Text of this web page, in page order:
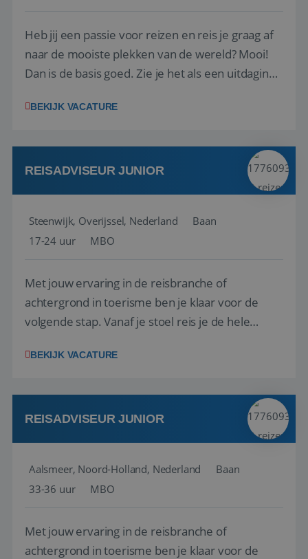
Heb jij een passie voor reizen en reis je graag af
naar de mooiste plekken van de wereld? Mooi!
Dan is de basis goed. Zie je het als een uitdaging
het samenstellen en boeken van de perfecte
deze onderdelen zijn nu samen gevoegd...
BEKIJK VACATURE
REISADVISEUR JUNIOR
Steenwijk, Overijssel, Nederland
Baan
17-24 uur
MBO
Met jouw ervaring in de reisbranche of
achtergrond in toerisme ben je klaar voor de
volgende stap. Vanaf je stoel reis je de hele
wensen van je team, je klant en wat er in de
klanten te overtuigen om die droomreis te
boeken! ...
BEKIJK VACATURE
REISADVISEUR JUNIOR
Aalsmeer, Noord-Holland, Nederland
Baan
33-36 uur
MBO
Met jouw ervaring in de reisbranche of
achtergrond in toerisme ben je klaar voor de